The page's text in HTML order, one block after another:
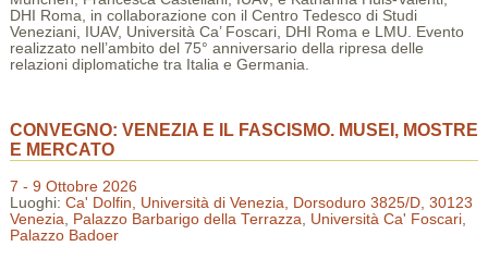
DHI Roma, in collaborazione con il Centro Tedesco di Studi
Veneziani, IUAV, Università Ca’ Foscari, DHI Roma e LMU. Evento
realizzato nell’ambito del 75° anniversario della ripresa delle
relazioni diplomatiche tra Italia e Germania.
CONVEGNO: VENEZIA E IL FASCISMO. MUSEI, MOSTRE
E MERCATO
7 - 9 Ottobre 2026
Luoghi: Ca' Dolfin, Università di Venezia, Dorsoduro 3825/D, 30123
Venezia
Palazzo Barbarigo della Terrazza
Università Ca' Foscari,
Palazzo Badoer